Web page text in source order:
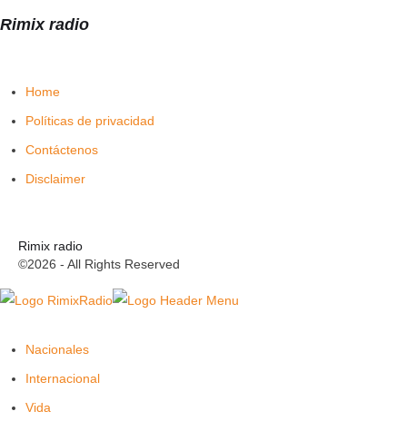
Rimix radio
Home
Políticas de privacidad
Contáctenos
Disclaimer
Rimix radio
©2026 - All Rights Reserved
Nacionales
Internacional
Vida